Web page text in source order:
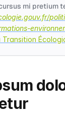
Transition